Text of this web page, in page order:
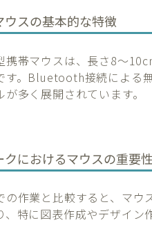
スの基本的な特徴
携帯マウスは、長さ8～
す。Bluetooth接続による
多く展開されています。
クにおけるマウスの重要性
の作業と比較すると、マ
、特に図表作成やデザイン